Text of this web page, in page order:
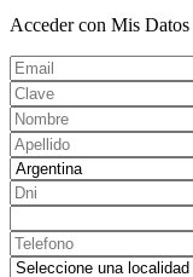
Acceder con Mis Datos